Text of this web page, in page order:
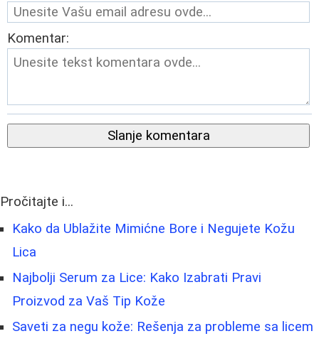
Komentar:
Slanje komentara
Pročitajte i...
Kako da Ublažite Mimićne Bore i Negujete Kožu
Lica
Najbolji Serum za Lice: Kako Izabrati Pravi
Proizvod za Vaš Tip Kože
Saveti za negu kože: Rešenja za probleme sa licem